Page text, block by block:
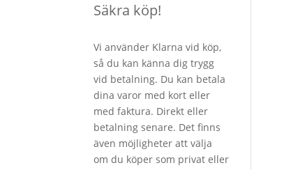
Säkra köp!
Vi använder Klarna vid köp,
så du kan känna dig trygg
vid betalning. Du kan betala
dina varor med kort eller
med faktura. Direkt eller
betalning senare. Det finns
även möjligheter att välja
om du köper som privat eller